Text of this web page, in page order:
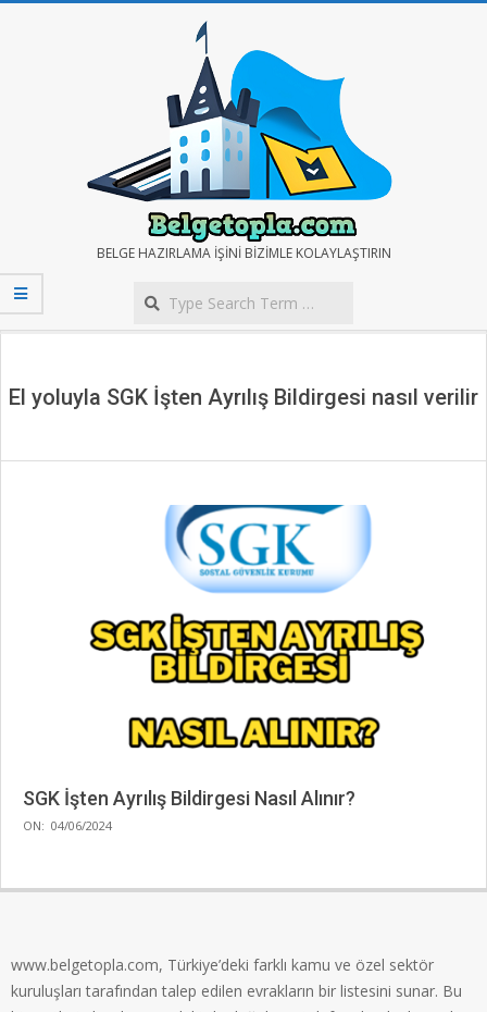
BELGE
TOPLA
BELGE HAZIRLAMA IŞINI BIZIMLE KOLAYLAŞTIRIN
Menu
El yoluyla SGK İşten Ayrılış Bildirgesi nasıl verilir
SGK İşten Ayrılış Bildirgesi Nasıl Alınır?
2024-
ON: 04/06/2024
www.belgetopla.com, Türkiye’deki farklı kamu ve özel sektör
kuruluşları tarafından talep edilen evrakların bir listesini sunar. Bu